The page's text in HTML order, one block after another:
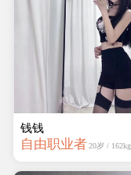
钱钱
自由职业者 20岁 / 162kg